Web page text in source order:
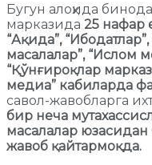
Бугун алоҳида
марказида 25 нафар
“Ақида”,
масалалар”, “Ислом
“Қўнғироқлар
медиа” кабиларда
савол-жавобларга
бир неча
масалалар
жавоб қайтармоқда.